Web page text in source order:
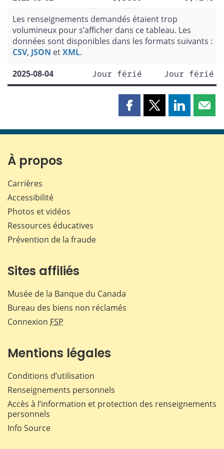
Les renseignements demandés étaient trop
volumineux pour s’afficher dans ce tableau. Les
données sont disponibles dans les formats suivants :
CSV, JSON etXML.
2025-08-04
Jour férié Jour férié
Partager
page
Partager
page
Partager
page page
À propos
Carrières
Accessibilité
Photos et vidéos
Ressources éducatives
Prévention de la fraude
Sites affiliés
Musée de la Banque du Canada
Bureau des biens non réclamés
Connexion FSP
Mentions légales
Conditions d’utilisation
Renseignements personnels
Accès à l’information et protection des renseignements
personnels
Info Source